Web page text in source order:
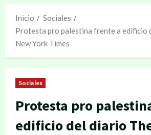
Inicio
Sociales
Protesta pro palestina frente a edificio
New York Times
Sociales
Protesta pro
edificio del diario